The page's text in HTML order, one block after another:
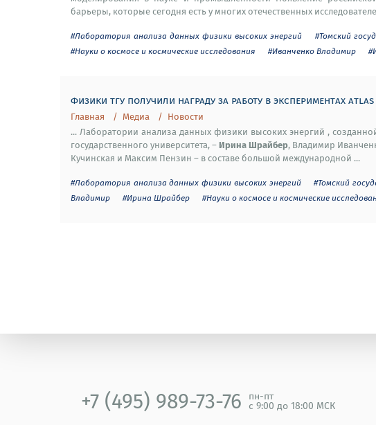
барьеры, которые сегодня есть у многих отечественных
#Лаборатория анализа данных физики высоких энергий #Томский
#Науки о космосе и космические исследования
#Иванченко Владимир
физики тгу получили награду за работу в экспериментах
Главная Медиа
Новости
... Лаборатории анализа данных физики высоких энергий ,
государственного университета, – Ирина Шрайбер, Владимир
Кучинская и Максим Пензин – в составе большой международной ...
#Лаборатория анализа данных физики высоких энергий #Томский
Владимир
#Ирина Шрайбер #Науки о космосе и космические
+7 (495) 989-73-76 пн-пт
с 9:00 до 18:00 МСК